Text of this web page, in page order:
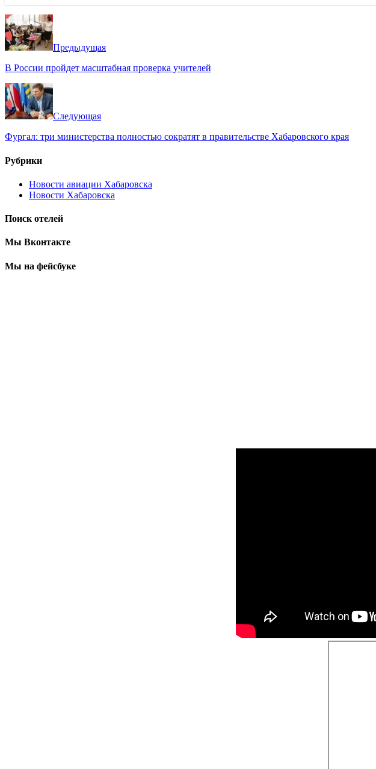
Предыдущая
В России пройдет масштабная проверка учителей
Следующая
Фургал: три министерства полностью сократят в правительстве Хабаровского края
Рубрики
Новости авиации Хабаровска
Новости Хабаровска
Поиск отелей
Мы Вконтакте
Мы на фейсбуке